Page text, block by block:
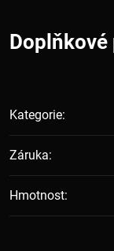
Kategorie:
Záruka:
Hmotnost: